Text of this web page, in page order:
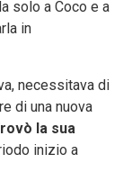
solo a Coco e a
in
necessitava di
di una nuova
la sua
inizio a